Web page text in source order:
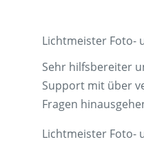
Lichtmeister Foto-
Sehr hilfsbereiter
Support mit über
Fragen
Lichtmeister Foto-